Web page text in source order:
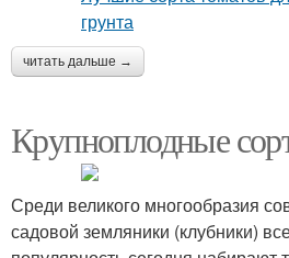
читать дальше →
Крупноплодные
Среди великого многообразия
садовой земляники (клубники)